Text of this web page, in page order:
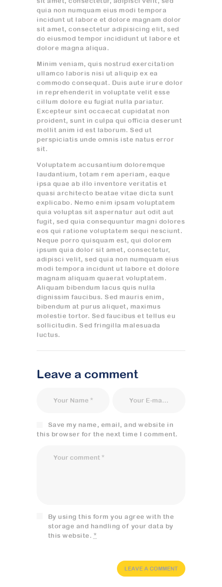
quia non numquam eius modi tempora
incidunt ut labore et dolore magnam dolor
sit amet, consectetur adipisicing elit, sed
do eiusmod tempor incididunt ut labore et
dolore magna aliqua.
Minim veniam, quis nostrud exercitation
ullamco laboris nisi ut aliquip ex ea
commodo consequat. Duis aute irure dolor
in reprehenderit in voluptate velit esse
cillum dolore eu fugiat nulla pariatur.
Excepteur sint occaecat cupidatat non
proident, sunt in culpa qui officia deserunt
mollit anim id est laborum. Sed ut
perspiciatis unde omnis iste natus error
sit.
Voluptatem accusantium doloremque
laudantium, totam rem aperiam, eaque
ipsa quae ab illo inventore veritatis et
quasi architecto beatae vitae dicta sunt
explicabo. Nemo enim ipsam voluptatem
quia voluptas sit aspernatur aut odit aut
fugit, sed quia consequuntur magni dolores
eos qui ratione voluptatem sequi nesciunt.
Neque porro quisquam est, qui dolorem
ipsum quia dolor sit amet, consectetur,
adipisci velit, sed quia non numquam eius
modi tempora incidunt ut labore et dolore
magnam aliquam quaerat voluptatem.
Aliquam bibendum lacus quis nulla
dignissim faucibus. Sed mauris enim,
bibendum at purus aliquet, maximus
molestie tortor. Sed faucibus et tellus eu
sollicitudin. Sed fringilla malesuada
luctus.
Leave a comment
Save my name, email, and website in
this browser for the next time I comment.
By using this form you agree with the
storage and handling of your data by
this website. *